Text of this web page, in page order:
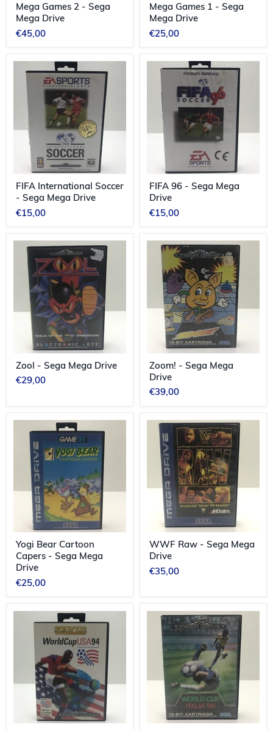
Mega Games 2 - Sega
Mega Drive
€45,00
Mega Games 1 - Sega
Mega Drive
€25,00
International
Soccer
Sega
Drive
FIFA International Soccer
- Sega Mega Drive
€15,00
FIFA
Sega
Mega
Drive
FIFA 96 - Sega Mega
Drive
€15,00
Zool
Sega
Mega
Drive
Zool - Sega Mega Drive
€29,00
Zoom!
Sega
Mega
Drive
Zoom! - Sega Mega
Drive
€39,00
Bear
Cartoon
Capers
Sega
Mega
Drive
Yogi Bear Cartoon
Capers - Sega Mega
Drive
€25,00
WWF
Raw
Sega
Mega
Drive
WWF Raw - Sega Mega
Drive
€35,00
Mega
Drive
World
Cup
Italia
Sega
Mega
Drive